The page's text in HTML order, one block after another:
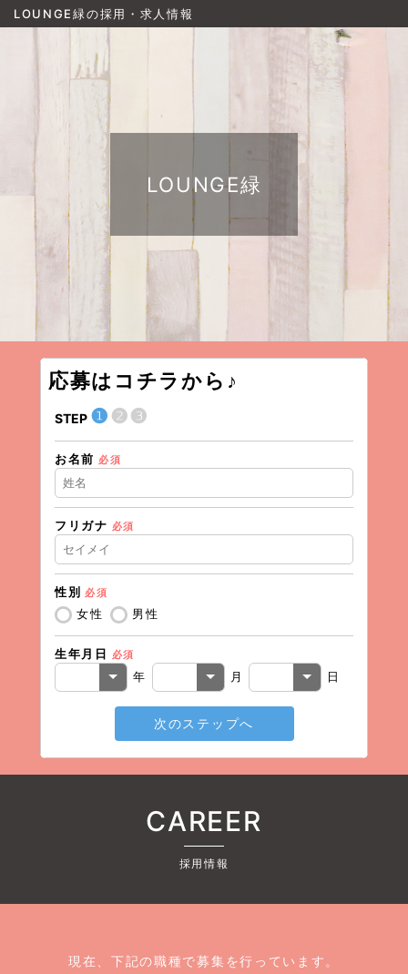
LOUNGE緑の採用・求人情報
LOUNGE緑
応募はコチラから♪
STEP ❶❷❸
お名前 必須
フリガナ 必須
性別 必須
女性 男性
生年月日 必須
年 月 日
次のステップへ
CAREER
採用情報
現在、下記の職種で募集を行っています。